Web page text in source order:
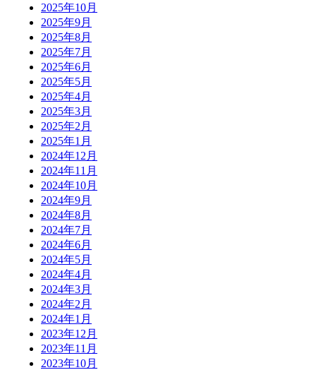
2025年10月
2025年9月
2025年8月
2025年7月
2025年6月
2025年5月
2025年4月
2025年3月
2025年2月
2025年1月
2024年12月
2024年11月
2024年10月
2024年9月
2024年8月
2024年7月
2024年6月
2024年5月
2024年4月
2024年3月
2024年2月
2024年1月
2023年12月
2023年11月
2023年10月